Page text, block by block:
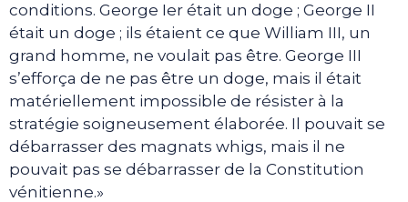
conditions. George Ier était un doge ; George II
était un doge ; ils étaient ce que William III, un
grand homme, ne voulait pas être. George III
s’efforça de ne pas être un doge, mais il était
matériellement impossible de résister à la
stratégie soigneusement élaborée. Il pouvait se
débarrasser des magnats whigs, mais il ne
pouvait pas se débarrasser de la Constitution
vénitienne.»